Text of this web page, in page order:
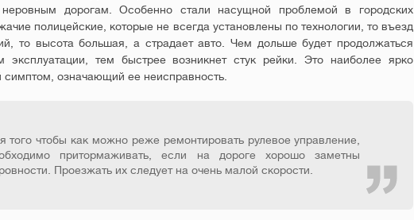
дорогам. Особенно стали насущной проблемой в городских
полицейские, которые не всегда установлены по технологии, то въезд
то высота большая, а страдает авто. Чем дольше будет продолжаться
эксплуатации, тем быстрее возникнет стук рейки. Это наиболее ярко
означающий ее неисправность.
того чтобы как можно реже ремонтировать рулевое управление,
притормаживать, если на дороге хорошо заметны
Проезжать их следует на очень малой скорости.